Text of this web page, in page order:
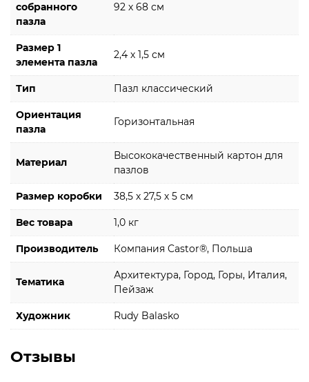
собранного
пазла
92 х 68 см
Размер 1
элемента пазла
2,4 х 1,5 см
Тип Пазл классический
Ориентация
пазла
Горизонтальная
Материал
Высококачественный картон для
пазлов
Размер коробки 38,5 х 27,5 х 5 см
Вес товара 1,0 кг
Производитель Компания Castor®, Польша
Тематика
Архитектура, Город, Горы, Италия,
Пейзаж
Художник Rudy Balasko
Отзывы